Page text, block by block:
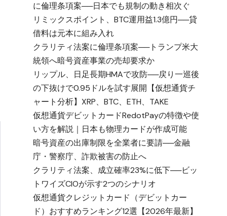
に倫理条項案──日本でも規制の動き相次ぐ
リミックスポイント、BTC運用益1.3億円──貸
借料は元本に組み入れ
クラリティ法案に倫理条項案──トランプ米大
統領へ暗号資産事業の売却要求か
リップル、日足長期HMAで攻防──戻り一巡後
の下抜けで0.95ドルを試す展開【仮想通貨チ
ャート分析】XRP、BTC、ETH、TAKE
仮想通貨デビットカードRedotPayの特徴や使
い方を解説｜日本も物理カードが作成可能
暗号資産の出庫制限を全業者に要請──金融
庁・警察庁、詐欺被害の防止へ
クラリティ法案、成立確率23%に低下──ビッ
トワイズCIOが示す2つのシナリオ
仮想通貨クレジットカード（デビットカー
ド）おすすめランキング12選【2026年最新】